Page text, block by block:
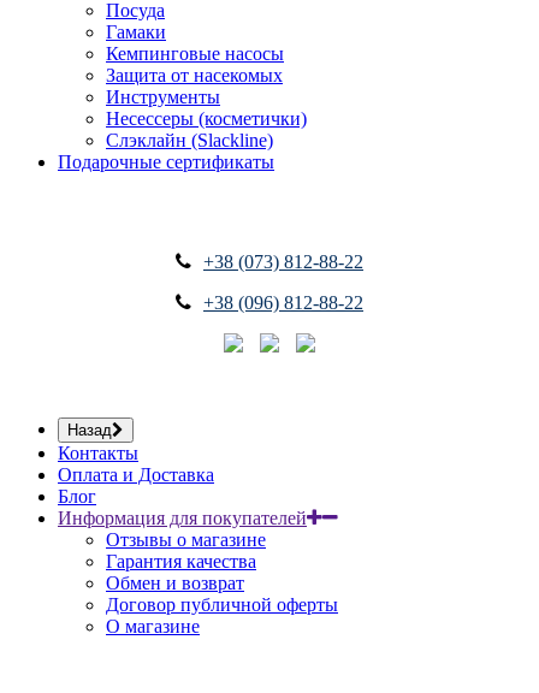
Посуда
Гамаки
Кемпинговые насосы
Защита от насекомых
Инструменты
Несессеры (косметички)
Слэклайн (Slackline)
Подарочные сертификаты
+38 (073) 812-88-22
+38 (096) 812-88-22
Назад
Контакты
Оплата и Доставка
Блог
Информация для покупателей
Отзывы о магазине
Гарантия качества
Обмен и возврат
Договор публичной оферты
О магазине